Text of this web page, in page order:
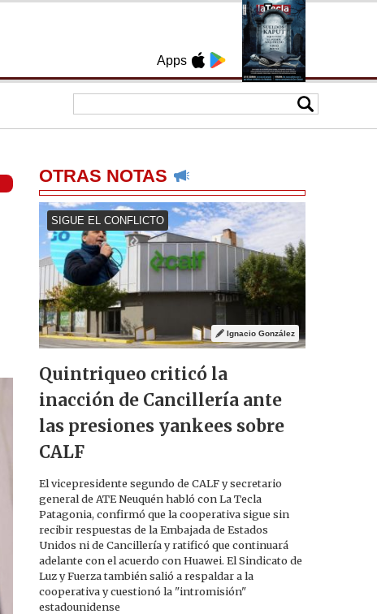
Apps
OTRAS NOTAS
SIGUE EL CONFLICTO
Ignacio González
Quintriqueo criticó la
inacción de Cancillería ante
las presiones yankees sobre
CALF
El vicepresidente segundo de CALF y secretario
general de ATE Neuquén habló con La Tecla
Patagonia, confirmó que la cooperativa sigue sin
recibir respuestas de la Embajada de Estados
Unidos ni de Cancillería y ratificó que continuará
adelante con el acuerdo con Huawei. El Sindicato de
Luz y Fuerza también salió a respaldar a la
cooperativa y cuestionó la "intromisión"
estadounidense